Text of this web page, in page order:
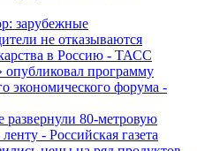
зарубежные
не отказываются
в Россию - ТАСС
опубликовал программу
экономического форума -
развернули 80-метровую
- Российская газета